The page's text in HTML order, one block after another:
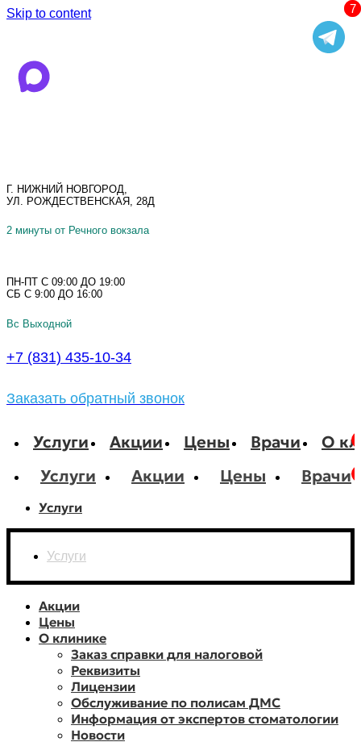
Skip to content
Г. НИЖНИЙ НОВГОРОД,
УЛ. РОЖДЕСТВЕНСКАЯ, 28Д
2 минуты от Речного вокзала
ПН-ПТ С 09:00 ДО 19:00
СБ С 9:00 ДО 16:00
Вс Выходной
+7 (831) 435-10-34
Заказать обратный звонок
Услуги Акции Цены Врачи
О
Услуги
Акции Цены Врачи
Услуги
Услуги
Акции
Цены
О клинике
Заказ справки для налоговой
Реквизиты
Лицензии
Обслуживание по полисам ДМС
Информация от экспертов стоматологии
Новости